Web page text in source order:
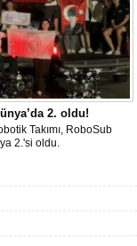
2. oldu!
Takımı, RoboSub
2.'si oldu.